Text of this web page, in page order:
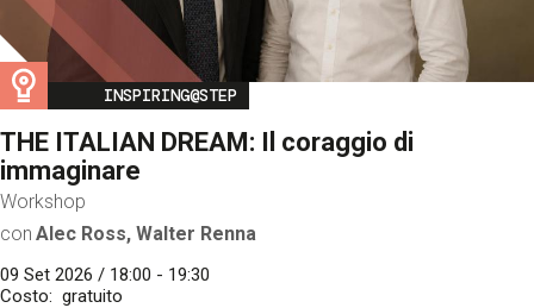
Image
INSPIRING@STEP
THE ITALIAN DREAM: Il coraggio di
immaginare
Workshop
con Alec Ross, Walter Renna
09 Set 2026 / 18:00 - 19:30
Costo
gratuito